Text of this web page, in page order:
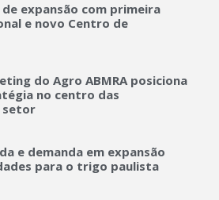
expansão com primeira
e novo Centro de
do Agro ABMRA posiciona
no centro das
setor
e demanda em expansão
para o trigo paulista